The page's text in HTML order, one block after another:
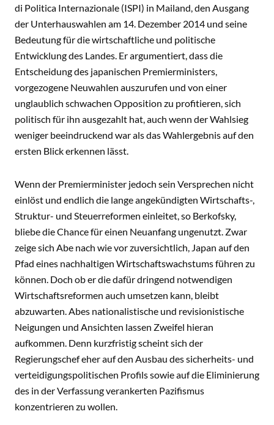
di Politica Internazionale (ISPI) in Mailand, den Ausgang
der Unterhauswahlen am 14. Dezember 2014 und seine
Bedeutung für die wirtschaftliche und politische
Entwicklung des Landes. Er argumentiert, dass die
Entscheidung des japanischen Premierministers,
vorgezogene Neuwahlen auszurufen und von einer
unglaublich schwachen Opposition zu profitieren, sich
politisch für ihn ausgezahlt hat, auch wenn der Wahlsieg
weniger beeindruckend war als das Wahlergebnis auf den
ersten Blick erkennen lässt.
Wenn der Premierminister jedoch sein Versprechen nicht
einlöst und endlich die lange angekündigten Wirtschafts-,
Struktur- und Steuerreformen einleitet, so Berkofsky,
bliebe die Chance für einen Neuanfang ungenutzt. Zwar
zeige sich Abe nach wie vor zuversichtlich, Japan auf den
Pfad eines nachhaltigen Wirtschaftswachstums führen zu
können. Doch ob er die dafür dringend notwendigen
Wirtschaftsreformen auch umsetzen kann, bleibt
abzuwarten. Abes nationalistische und revisionistische
Neigungen und Ansichten lassen Zweifel hieran
aufkommen. Denn kurzfristig scheint sich der
Regierungschef eher auf den Ausbau des sicherheits- und
verteidigungspolitischen Profils sowie auf die Eliminierung
des in der Verfassung verankerten Pazifismus
konzentrieren zu wollen.